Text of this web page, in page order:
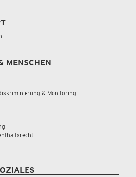
MENSCHEN
& Monitoring